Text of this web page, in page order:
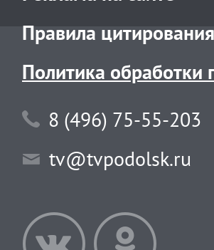
Правила цитирования
Политика
8 (496) 75-55-203
tv@tvpodolsk.ru